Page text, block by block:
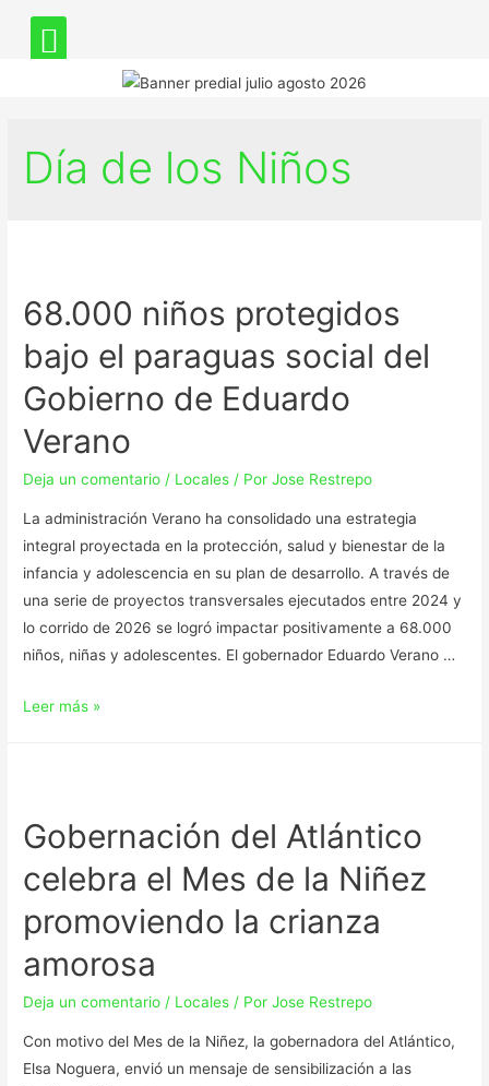
Día de los Niños
68.000 niños protegidos
bajo el paraguas social del
Gobierno de Eduardo
Verano
Deja un comentario / Locales / PorJose Restrepo
La administración Verano ha consolidado una estrategia
integral proyectada en la protección, salud y bienestar de la
infancia y adolescencia en su plan de desarrollo. A través de
una serie de proyectos transversales ejecutados entre 2024 y
lo corrido de 2026 se logró impactar positivamente a 68.000
niños, niñas y adolescentes. El gobernador Eduardo Verano …
Leer más »
Gobernación del Atlántico
celebra el Mes de la Niñez
promoviendo la crianza
amorosa
Deja un comentario / Locales / PorJose Restrepo
Con motivo del Mes de la Niñez, la gobernadora del Atlántico,
Elsa Noguera, envió un mensaje de sensibilización a las